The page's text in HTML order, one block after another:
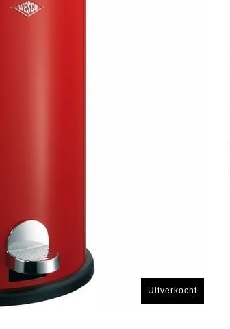
Uitverkocht